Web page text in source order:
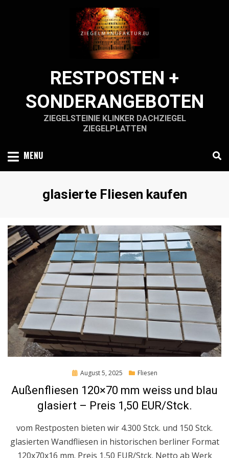
RESTPOSTEN +
SONDERANGEBOTEN
ZIEGELSTEINIE KLINKER DACHZIEGEL
ZIEGELPLATTEN
MENU
Schlagwort
:
glasierte Fliesen kaufen
Posted
August 5, 2025 Fliesen
Außenfliesen 120×70 mm weiss und blau
glasiert – Preis 1,50 EUR/Stck.
vom Restposten bieten wir 4.300 Stck. und 150 Stck.
glasierten Wandfliesen in historischen berliner Format
120x70x16 mm. Preis 1,50 EUR/Stck. Netto ab Werk